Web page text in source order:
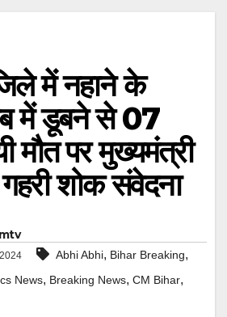
में नहाने के
में डूबने से 07
मौत पर मुख्यमंत्री
शोक संवेदना
Abhi Abhi, Bihar Breaking,
News, Breaking News, CM Bihar,